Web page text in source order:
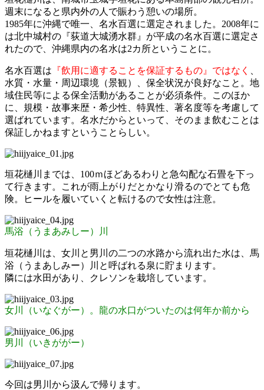
週末になると県内外の人で賑わう憩いの場所。
1985年に沖縄で唯一、名水百選に選定されました。2008年に
は北中城村の『荻道大城湧水群』が平成の名水百選に選定さ
れたので、沖縄県内の名水は2カ所ということに。
名水百選は 『飲用に適することを保証するもの』ではなく
水質・水量・周辺環境（景観）、保全状況が良好なこと。地
域住民等による保全活動があることが必須条件。このほか
に、規模・故事来歴・希少性、特異性、著名度等を考慮して
選ばれています。名水だからといって、そのまま飲むことは
保証しかねますということらしい。
垣花樋川までは、100ｍほどあるわりと急勾配な石畳を下っ
て行きます。これが雨上がりだとかなり滑るのでとても危
険。ヒールを履いていくと転けるので女性は注意。
馬浴（うまあみしー）川
垣花樋川は、女川と男川の二つの水路から流れ出た水は、馬
浴（うまあしみー）川と呼ばれる泉に貯まります。
隣には水田があり、クレソンを栽培しています。
女川（いなぐがー）。龍の水口がついたのは何年か前から
男川（いきががー）
今回は男川から汲んで帰ります。